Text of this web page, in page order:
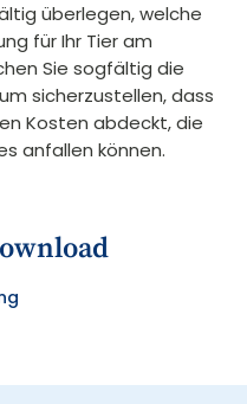
überlegen, welche
für Ihr Tier am
Sie sogfältig die
sicherzustellen, dass
Kosten abdeckt, die
anfallen können.